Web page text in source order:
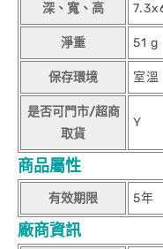
深、寬、高
淨重 51 g
保存環境 室溫
是否可門市/超商
取貨
Y
商品屬性
有效期限 5年
廠商資訊